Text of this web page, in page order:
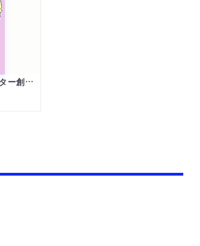
７日でできるキャラクター創作入門